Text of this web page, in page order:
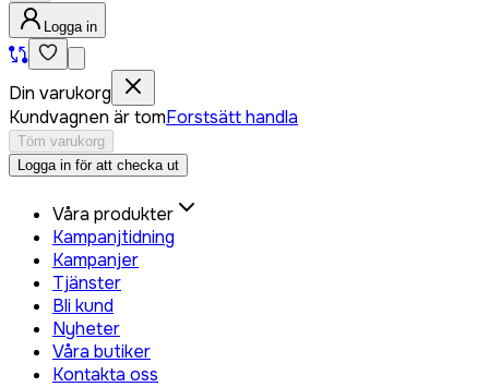
Logga in
Din varukorg
Kundvagnen är tomForstsätt handla
Töm varukorg
Logga in för att checka ut
Våra produkter
Kampanjtidning
Kampanjer
Tjänster
Bli kund
Nyheter
Våra butiker
Kontakta oss